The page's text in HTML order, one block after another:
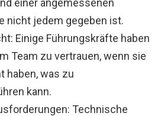
nicht jedem gegeben ist.
Einige Führungskräfte haben
Team zu vertrauen, wenn sie
haben, was zu
kann.
Technische